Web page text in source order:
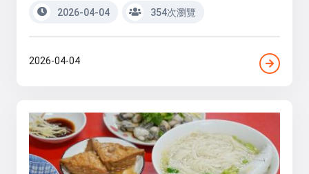
2026-04-04 354次瀏覽
2026-04-04